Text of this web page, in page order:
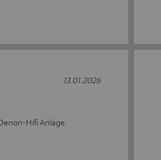
Hifi Anlage
13.01.2026